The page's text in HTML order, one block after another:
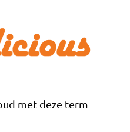
met deze term